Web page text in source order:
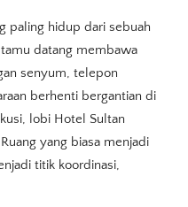
paling hidup dari sebuah
datang membawa
senyum, telepon
berhenti bergantian di
lobi Hotel Sultan
yang biasa menjadi
titik koordinasi,